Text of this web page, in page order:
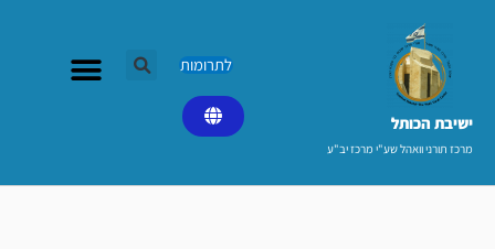
ישיבת הכותל​
מרכז תורני וואהל שע"י מרכז יב"ע
לתרומות